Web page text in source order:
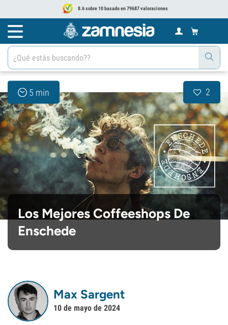
8.6 sobre 10 basado en 79687 valoraciones
5 min 2
Los Mejores Coffeeshops De
Enschede
Max Sargent
10 de mayo de 2024